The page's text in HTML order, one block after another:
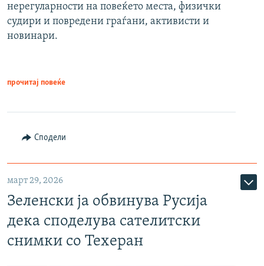
нерегуларности на повеќето места, физички
судири и повредени граѓани, активисти и
новинари.
прочитај повеќе
Сподели
март 29, 2026
Зеленски ја обвинува Русија
дека споделува сателитски
снимки со Техеран